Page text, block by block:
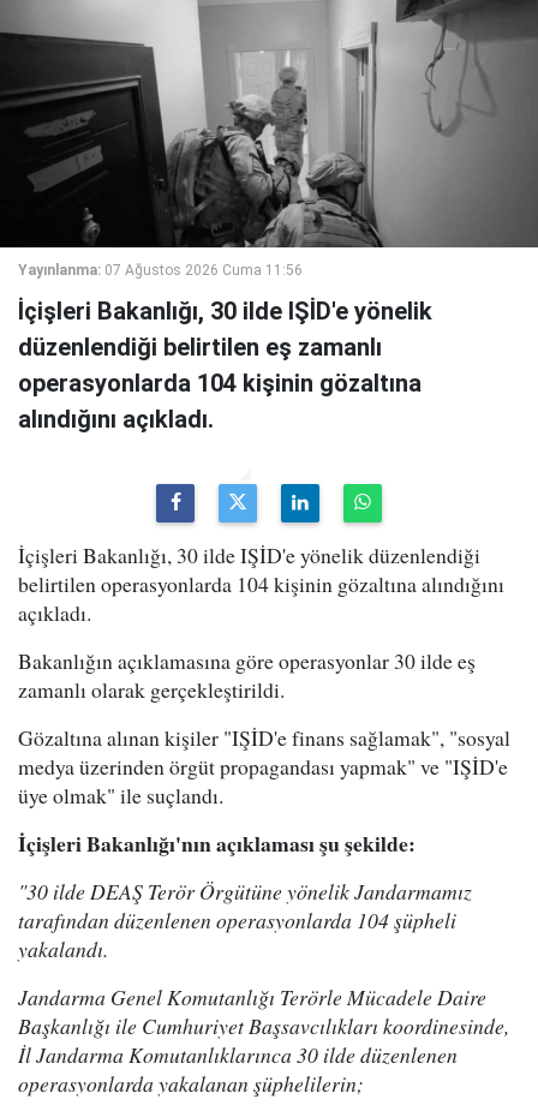
Yayınlanma: 07 Ağustos 2026 Cuma 11:56
İçişleri Bakanlığı, 30 ilde IŞİD'e yönelik
düzenlendiği belirtilen eş zamanlı
operasyonlarda 104 kişinin gözaltına
alındığını açıkladı.
İçişleri Bakanlığı, 30 ilde IŞİD'e yönelik düzenlendiği
belirtilen operasyonlarda 104 kişinin gözaltına alındığını
açıkladı.
Bakanlığın açıklamasına göre operasyonlar 30 ilde eş
zamanlı olarak gerçekleştirildi.
Gözaltına alınan kişiler "IŞİD'e finans sağlamak", "sosyal
medya üzerinden örgüt propagandası yapmak" ve "IŞİD'e
üye olmak" ile suçlandı.
İçişleri Bakanlığı'nın açıklaması şu şekilde:
"30 ilde DEAŞ Terör Örgütüne yönelik Jandarmamız
tarafından düzenlenen operasyonlarda 104 şüpheli
yakalandı.
Jandarma Genel Komutanlığı Terörle Mücadele Daire
Başkanlığı ile Cumhuriyet Başsavcılıkları koordinesinde,
İl Jandarma Komutanlıklarınca 30 ilde düzenlenen
operasyonlarda yakalanan şüphelilerin;